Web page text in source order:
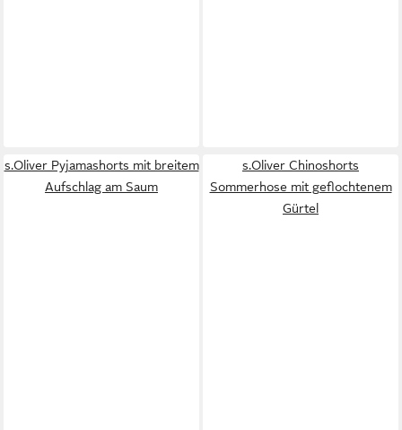
s.Oliver Pyjamashorts mit breitem
Aufschlag am Saum
s.Oliver Chinoshorts
Sommerhose mit geflochtenem
Gürtel